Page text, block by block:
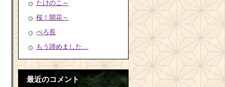
たけのこ～
桜！開花～
べろ長
もう諦めました…
最近のコメント